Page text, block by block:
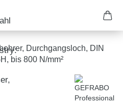
Durchgangsloch, DIN
bis 800 N/mm²